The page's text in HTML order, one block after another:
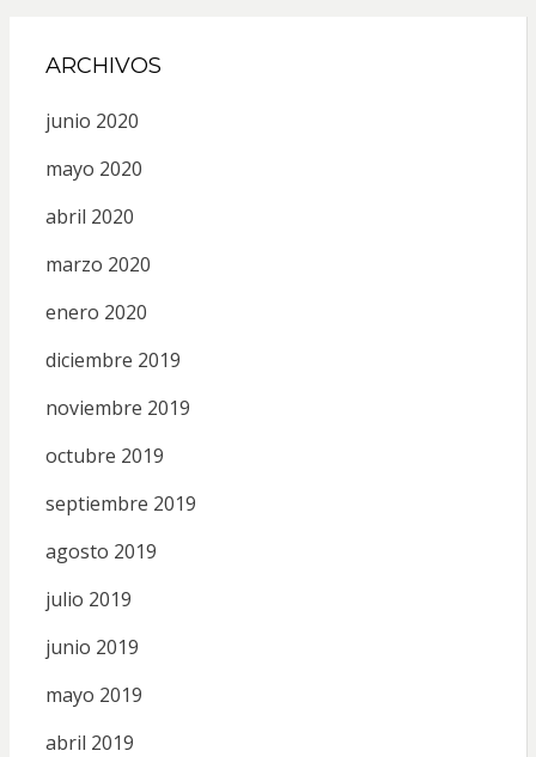
ARCHIVOS
junio 2020
mayo 2020
abril 2020
marzo 2020
enero 2020
diciembre 2019
noviembre 2019
octubre 2019
septiembre 2019
agosto 2019
julio 2019
junio 2019
mayo 2019
abril 2019